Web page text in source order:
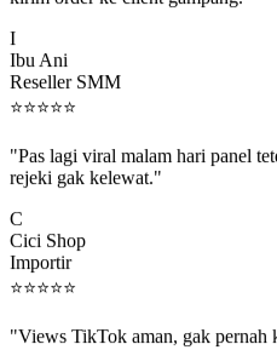
Ibu Ani
Reseller SMM
⭐⭐⭐⭐⭐
rejeki gak kelewat."
Cici Shop
Importir
⭐⭐⭐⭐⭐
beneran naik, algoritma suka."